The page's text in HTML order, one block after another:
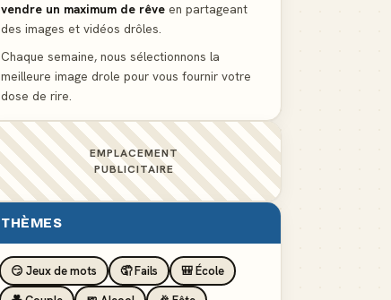
vendre un maximum de rêve en partageant
des images et vidéos drôles.
Chaque semaine, nous sélectionnons la
meilleure image drole pour vous fournir votre
dose de rire.
EMPLACEMENT
PUBLICITAIRE
THÈMES
😏 Jeux de mots 🤦 Fails
🎒 École